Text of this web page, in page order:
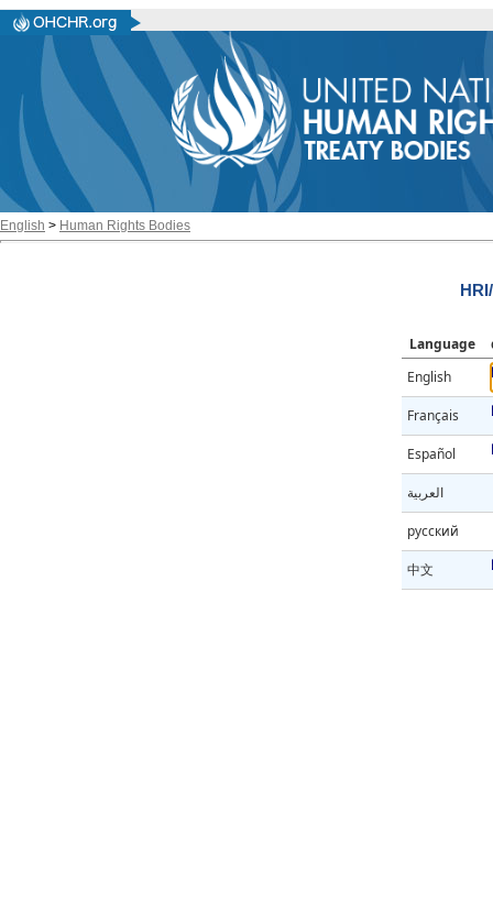
English > Human Rights Bodies
Language
English
Français
Español
العربية
русский
中文